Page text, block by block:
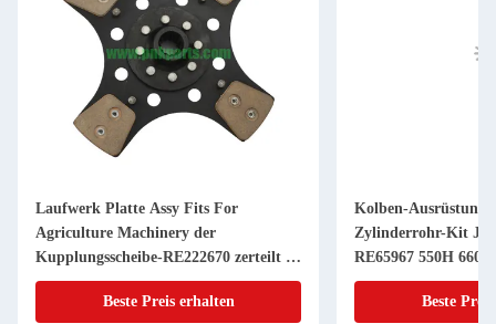
Laufwerk Platte Assy Fits For
Agriculture Machinery der
Kupplungsscheibe-RE222670 zerteilt 11
Zoll 20 KEIL
Beste Preis erhalten
Kolben-Ausrüstung
Zylinderrohr-Kit JDs
RE65967 550H 6603
Powerthch Turbo
Beste